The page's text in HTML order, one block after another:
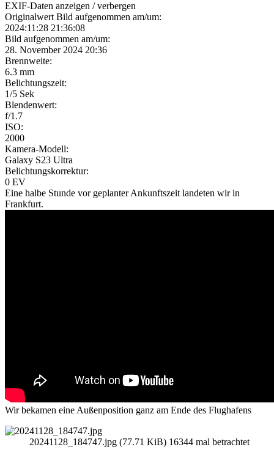
EXIF-Daten anzeigen / verbergen
Originalwert Bild aufgenommen am/um:
2024:11:28 21:36:08
Bild aufgenommen am/um:
28. November 2024 20:36
Brennweite:
6.3 mm
Belichtungszeit:
1/5 Sek
Blendenwert:
f/1.7
ISO:
2000
Kamera-Modell:
Galaxy S23 Ultra
Belichtungskorrektur:
0 EV
Eine halbe Stunde vor geplanter Ankunftszeit landeten wir in
Frankfurt.
Wir bekamen eine Außenposition ganz am Ende des Flughafens
20241128_184747.jpg (77.71 KiB) 16344 mal betrachtet